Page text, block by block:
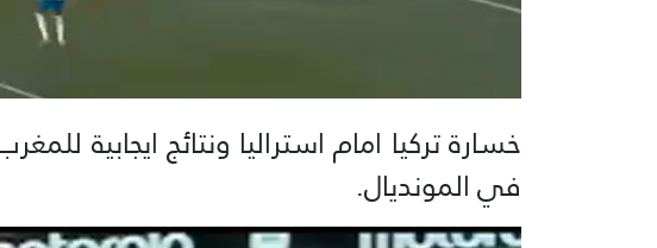
خسارة تركيا امام استراليا ونتائج ايجابية
في المونديال.